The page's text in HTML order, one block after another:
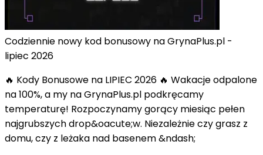
Codziennie nowy kod bonusowy na GrynaPlus.pl -
lipiec 2026
🔥 Kody Bonusowe na LIPIEC 2026 🔥 Wakacje odpalone
na 100%, a my na GrynaPlus.pl podkręcamy
temperaturę! Rozpoczynamy gorący miesiąc pełen
najgrubszych drop&oacute;w. Niezależnie czy grasz z
domu, czy z leżaka nad basenem &ndash;